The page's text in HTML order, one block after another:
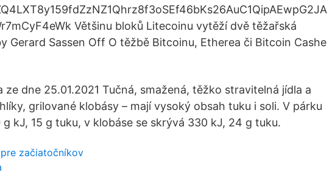
Většinu bloků Litecoinu vytěží dvě těžařská
Gerard Sassen Off O těžbě Bitcoinu, Etherea či Bitcoin Cashe
dne 25.01.2021 Tučná, smažená, těžko stravitelná jídla a
grilované klobásy – mají vysoký obsah tuku i soli. V párku
kJ, 15 g tuku, v klobáse se skrývá 330 kJ, 24 g tuku.
začiatočníkov